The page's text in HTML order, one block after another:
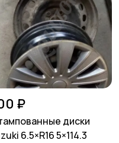
₽
диски
6.5×R16 5×114.3